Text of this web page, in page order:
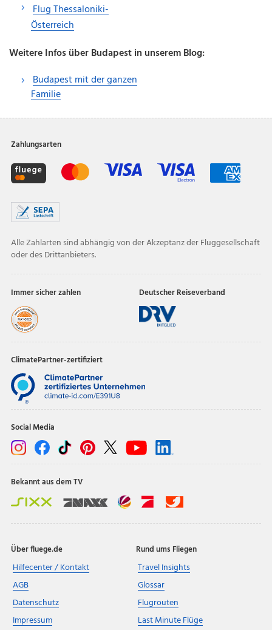
Flug Thessaloniki-
Österreich
Weitere Infos über Budapest in unserem Blog:
Budapest mit der ganzen
Familie